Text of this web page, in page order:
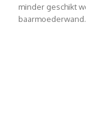
minder geschikt
baarmoederwand.